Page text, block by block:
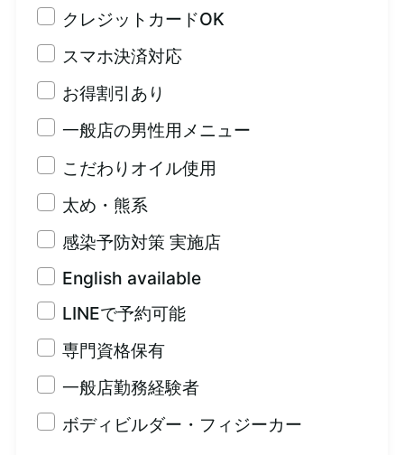
クレジットカードOK
スマホ決済対応
お得割引あり
一般店の男性用メニュー
こだわりオイル使用
太め・熊系
感染予防対策 実施店
English available
LINEで予約可能
専門資格保有
一般店勤務経験者
ボディビルダー・フィジーカー